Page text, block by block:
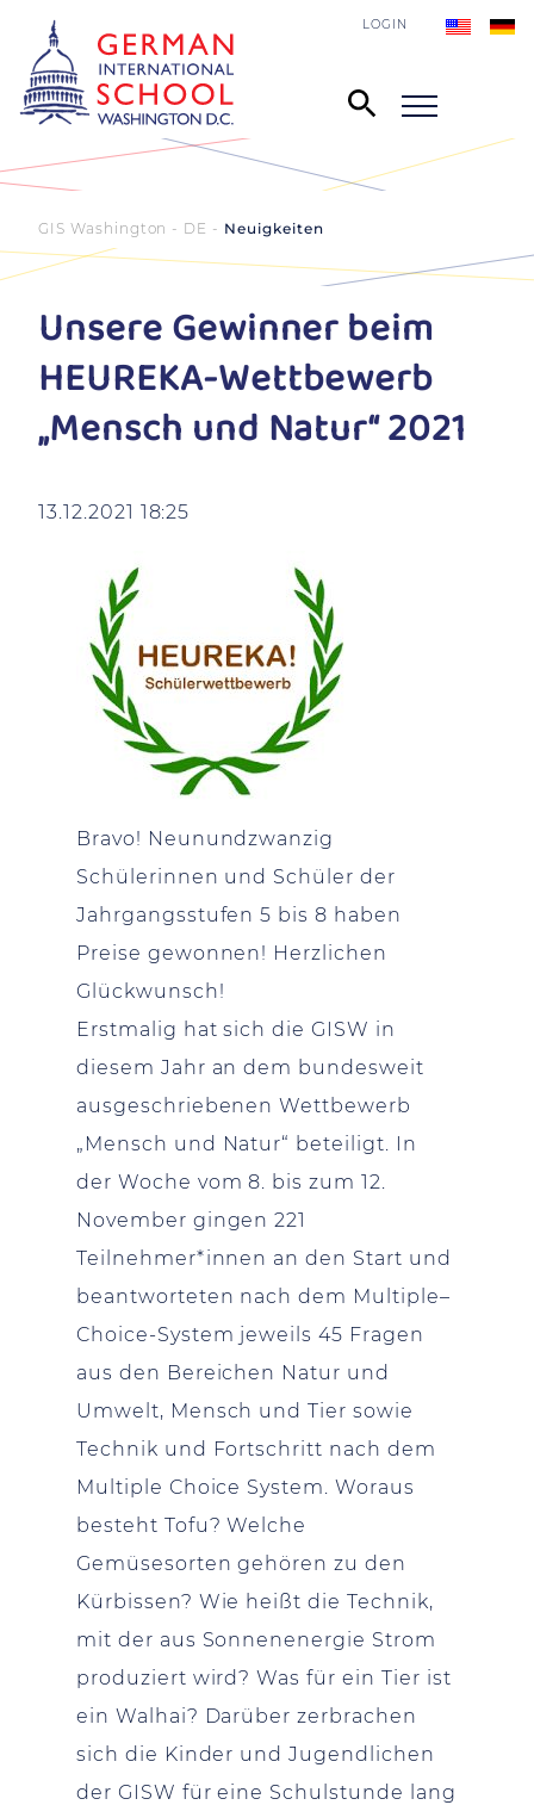
LOGIN
GIS Washington - DE Neuigkeiten
Unsere Gewinner beim
HEUREKA-Wettbewerb
„Mensch und Natur“ 2021
13.12.2021 18:25
Bravo! Neunundzwanzig
Schülerinnen und Schüler der
Jahrgangsstufen 5 bis 8 haben
Preise gewonnen! Herzlichen
Glückwunsch!
Erstmalig hat sich die GISW in
diesem Jahr an dem bundesweit
ausgeschriebenen Wettbewerb
„Mensch und Natur“ beteiligt. In
der Woche vom 8. bis zum 12.
November gingen 221
Teilnehmer*innen an den Start und
beantworteten nach dem Multiple–
Choice-System jeweils 45 Fragen
aus den Bereichen Natur und
Umwelt, Mensch und Tier sowie
Technik und Fortschritt nach dem
Multiple Choice System. Woraus
besteht Tofu? Welche
Gemüsesorten gehören zu den
Kürbissen? Wie heißt die Technik,
mit der aus Sonnenenergie Strom
produziert wird? Was für ein Tier ist
ein Walhai? Darüber zerbrachen
sich die Kinder und Jugendlichen
der GISW für eine Schulstunde lang